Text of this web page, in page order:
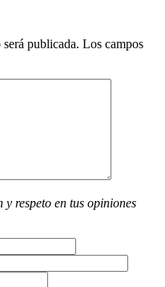
publicada. Los campos
respeto en tus opiniones